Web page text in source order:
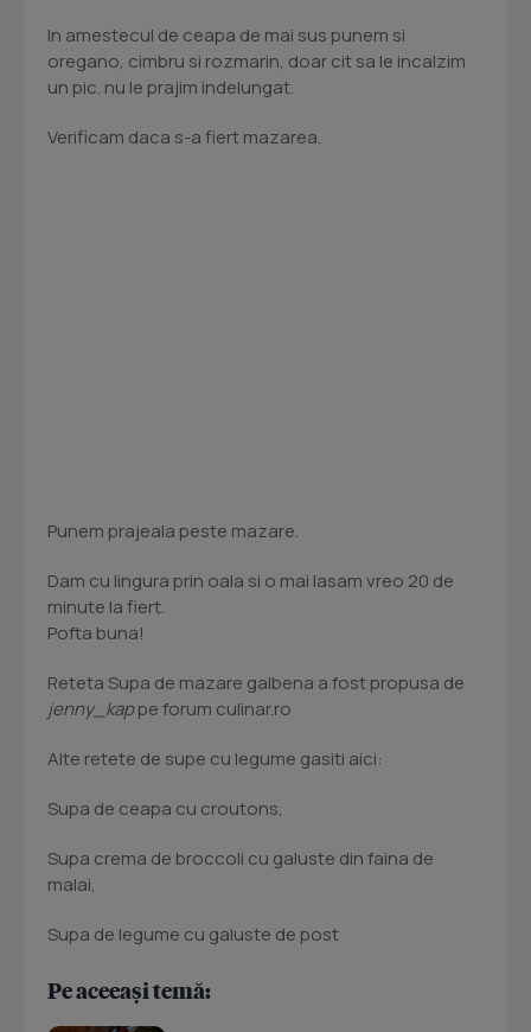
In amestecul de ceapa de mai sus punem si
oregano, cimbru si rozmarin, doar cit sa le incalzim
un pic. nu le prajim indelungat.
Verificam daca s-a fiert mazarea.
Punem prajeala peste mazare.
Dam cu lingura prin oala si o mai lasam vreo 20 de
minute la fiert.
Pofta buna!
Reteta Supa de mazare galbena a fost propusa de
jenny_kappe forum culinar.ro
Alte retete de supe cu legume gasiti aici:
Supa de ceapa cu croutons,
Supa crema de broccoli cu galuste din faina de
malai,
Supa de legume cu galuste de post
Pe aceeași temă: